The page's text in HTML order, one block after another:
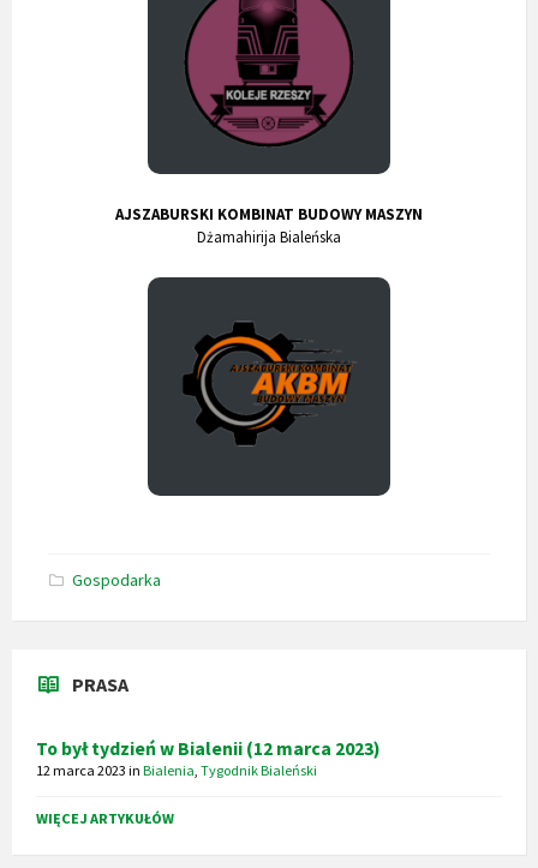
AJSZABURSKI KOMBINAT BUDOWY MASZYN
Dżamahirija Bialeńska
Gospodarka
PRASA
To był tydzień w Bialenii (12 marca 2023)
12 marca 2023 in Bialenia, Tygodnik Bialeński
WIĘCEJ ARTYKUŁÓW